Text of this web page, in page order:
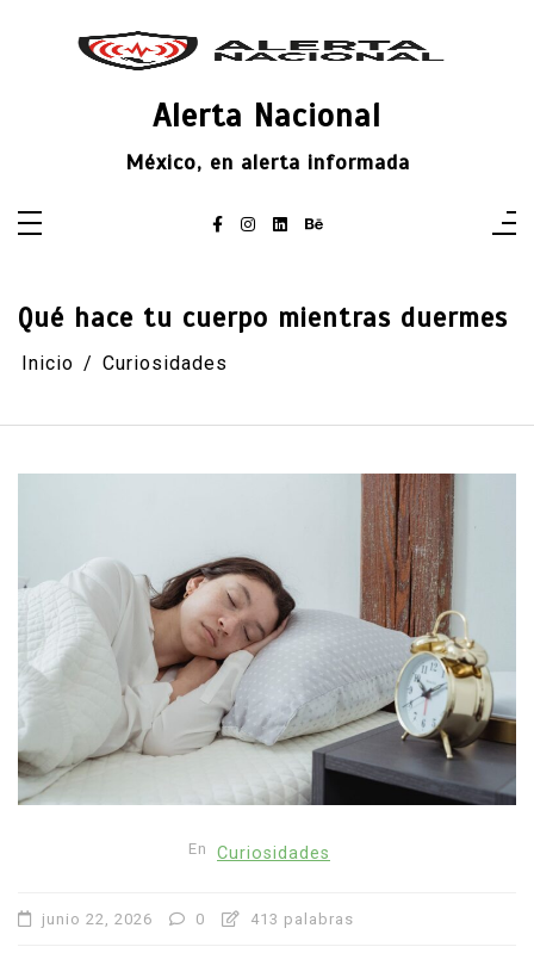
Alerta Nacional
México, en alerta informada
Qué hace tu cuerpo mientras duermes
Inicio Curiosidades
En Curiosidades
junio 22, 2026 0 413 palabras